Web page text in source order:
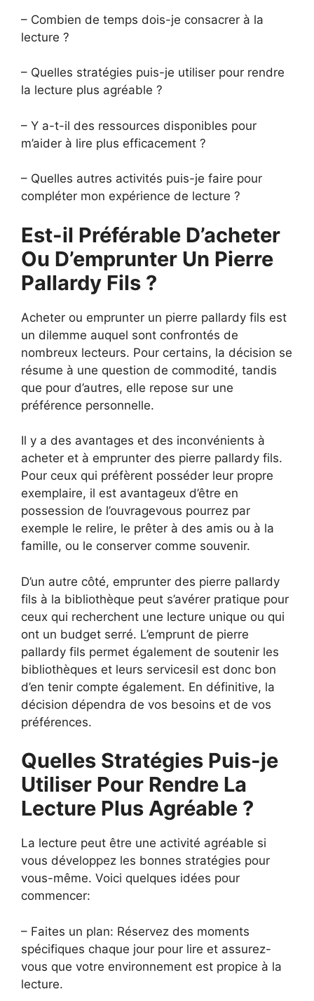
– Combien de temps dois-je consacrer à la
lecture ?
– Quelles stratégies puis-je utiliser pour rendre
la lecture plus agréable ?
– Y a-t-il des ressources disponibles pour
m’aider à lire plus efficacement ?
– Quelles autres activités puis-je faire pour
compléter mon expérience de lecture ?
Est-il Préférable D’acheter
Ou D’emprunter Un Pierre
Pallardy Fils ?
Acheter ou emprunter un pierre pallardy fils est
un dilemme auquel sont confrontés de
nombreux lecteurs. Pour certains, la décision se
résume à une question de commodité, tandis
que pour d’autres, elle repose sur une
préférence personnelle.
Il y a des avantages et des inconvénients à
acheter et à emprunter des pierre pallardy fils.
Pour ceux qui préfèrent posséder leur propre
exemplaire, il est avantageux d’être en
possession de l’ouvragevous pourrez par
exemple le relire, le prêter à des amis ou à la
famille, ou le conserver comme souvenir.
D’un autre côté, emprunter des pierre pallardy
fils à la bibliothèque peut s’avérer pratique pour
ceux qui recherchent une lecture unique ou qui
ont un budget serré. L’emprunt de pierre
pallardy fils permet également de soutenir les
bibliothèques et leurs servicesil est donc bon
d’en tenir compte également. En définitive, la
décision dépendra de vos besoins et de vos
préférences.
Quelles Stratégies Puis-je
Utiliser Pour Rendre La
Lecture Plus Agréable ?
La lecture peut être une activité agréable si
vous développez les bonnes stratégies pour
vous-même. Voici quelques idées pour
commencer:
– Faites un plan: Réservez des moments
spécifiques chaque jour pour lire et assurez-
vous que votre environnement est propice à la
lecture.